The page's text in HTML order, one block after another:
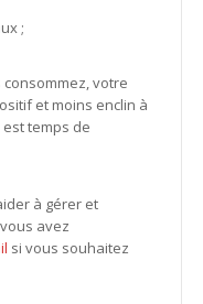
;
votre
et moins enclin à
temps de
à gérer et
avez
si vous souhaitez